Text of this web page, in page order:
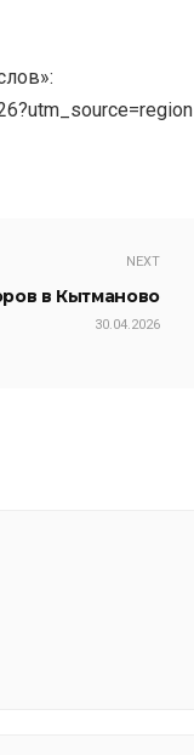
NEXT
в Кытманово
30.04.2026